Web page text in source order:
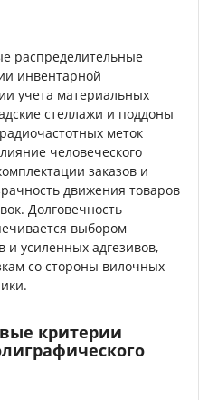
распределительные
инвентарной
учета материальных
стеллажи и поддоны
меток
человеческого
заказов и
движения товаров
Долговечность
выбором
и усиленных адгезивов,
со стороны вилочных
критерии